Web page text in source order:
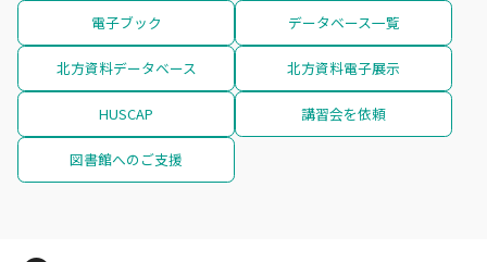
電子ブック データベース一覧
北方資料データベース 北方資料電子展示
HUSCAP 講習会を依頼
図書館へのご支援